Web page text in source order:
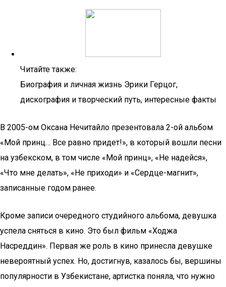
Читайте также:
Биография и личная жизнь Эрики Герцог,
дискография и творческий путь, интересные факты
В 2005-ом Оксана Нечитайло презентовала 2-ой альбом
«Мой принц… Все равно придет!», в который вошли песни
на узбекском, в том числе «Мой принц», «Не надейся»,
«Что мне делать», «Не приходи» и «Сердце-магнит»,
записанные годом ранее.
Кроме записи очередного студийного альбома, девушка
успела сняться в кино. Это был фильм «Ходжа
Насреддин». Первая же роль в кино принесла девушке
невероятный успех. Но, достигнув, казалось бы, вершины
популярности в Узбекистане, артистка поняла, что нужно